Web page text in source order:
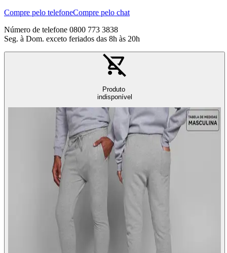
Compre pelo telefoneCompre pelo chat
Número de telefone 0800 773 3838
Seg. à Dom. exceto feriados das 8h às 20h
Produto
indisponível